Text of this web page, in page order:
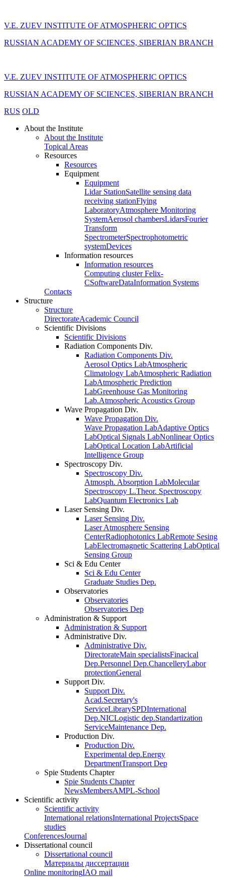
V.E. ZUEV INSTITUTE OF ATMOSPHERIC OPTICS
RUSSIAN ACADEMY OF SCIENCES, SIBERIAN BRANCH
V.E. ZUEV INSTITUTE OF ATMOSPHERIC OPTICS
RUSSIAN ACADEMY OF SCIENCES, SIBERIAN BRANCH
RUS OLD
About the Institute
About the Institute
Topical Areas
Resources
Resources
Equipment
Equipment
Lidar StationSatellite sensing data
receiving stationFlying
LaboratoryAtmosphere Monitoring
SystemAerosol chambersLidarsFourier
Transform
SpectrometerSpectrophotometric
systemDevices
Information resources
Information resources
Computing cluster Felix-
CSoftwareDataInformation Systems
Contacts
Structure
Structure
DirectorateAcademic Council
Scientific Divisions
Scientific Divisions
Radiation Components Div.
Radiation Components Div.
Aerosol Optics LabAtmospheric
Climatology LabAtmospheric Radiation
LabAtmospheric Prediction
LabGreenhouse Gas Monitoring
Lab.Atmospheric Acoustics Group
Wave Propagation Div.
Wave Propagation Div.
Wave Propagation LabAdaptive Optics
LabOptical Signals LabNonlinear Optics
LabOptical Location LabArtificial
Intelligence Group
Spectroscopy Div.
Spectroscopy Div.
Atmosph. Absorption LabMolecular
Spectroscopy L.Theor. Spectroscopy
LabQuantum Electronics Lab
Laser Sensing Div.
Laser Sensing Div.
Laser Atmosphere Sensing
CenterRadiophotonics LabRemote Sesing
LabElectromagnetic Scattering LabOptical
Sensing Group
Sci & Edu Center
Sci & Edu Center
Graduate Studies Dep.
Observatories
Observatories
Observatories Dep
Administration & Support
Administration & Support
Administrative Div.
Administrative Div.
DirectorateMain specialistsFinacical
Dep.Personnel Dep.ChancelleryLabor
protectionGeneral
Support Div.
Support Div.
Acad.Secretary's
ServiceLibrarySPDInternational
Dep.NICLogistic dep.Standartization
ServiceMaintenance Dep.
Production Div.
Production Div.
Experimental dep.Energy
DepartmentTransport Dep
Spie Students Chapter
Spie Students Chapter
NewsMembersAMPL-School
Scientific activity
Scientific activity
International relationsInternational ProjectsSpace
studies
ConferencesJournal
Dissertational council
Dissertational council
Материалы диссертации
Online monitoringIAO mail